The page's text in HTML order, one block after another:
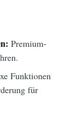
Premium-
Funktionen
für